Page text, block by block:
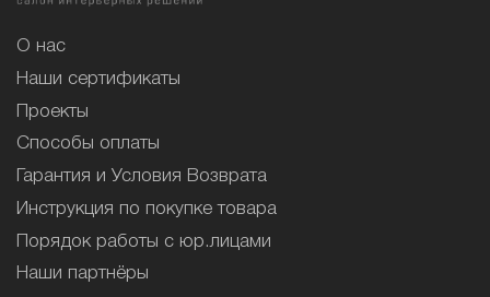
О нас
Наши сертификаты
Проекты
Способы оплаты
Гарантия и Условия Возврата
Инструкция по покупке товара
Порядок работы с юр.лицами
Наши партнёры